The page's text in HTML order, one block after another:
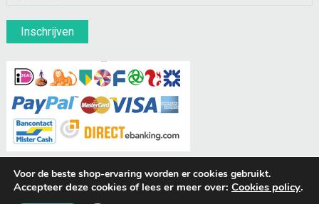
Voor de beste shop-ervaring worden er cookies gebruikt.
Accepteer deze cookies of lees er meer over: Cookies policy.